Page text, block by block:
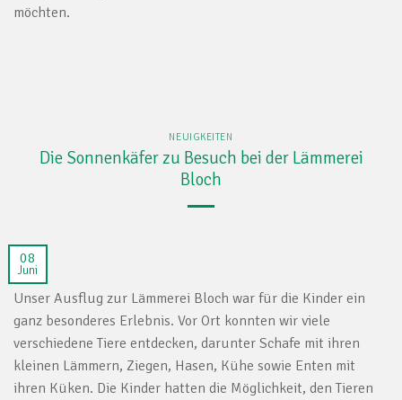
möchten.
NEUIGKEITEN
Die Sonnenkäfer zu Besuch bei der Lämmerei
Bloch
08
Juni
Unser Ausflug zur Lämmerei Bloch war für die Kinder ein
ganz besonderes Erlebnis. Vor Ort konnten wir viele
verschiedene Tiere entdecken, darunter Schafe mit ihren
kleinen Lämmern, Ziegen, Hasen, Kühe sowie Enten mit
ihren Küken. Die Kinder hatten die Möglichkeit, den Tieren